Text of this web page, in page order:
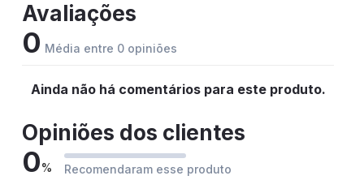
Avaliações
0 Média entre 0 opiniões
Ainda não há comentários para este produto.
Opiniões dos clientes
0% Recomendaram esse produto